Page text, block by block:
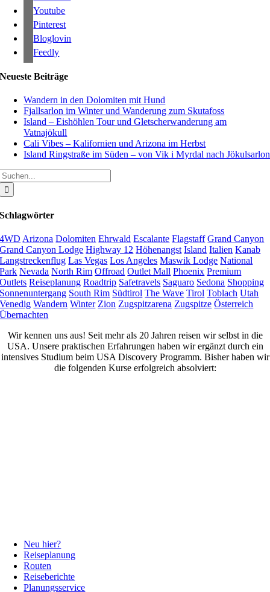
Youtube
Pinterest
Bloglovin
Feedly
Neueste Beiträge
Wandern in den Dolomiten mit Hund
Fjallsarlon im Winter und Wanderung zum Skutafoss
Island – Eishöhlen Tour und Gletscherwanderung am
Vatnajökull
Cali Vibes – Kalifornien und Arizona im Herbst
Island Ringstraße im Süden – von Vik i Myrdal nach Jökulsarlon
Schlagwörter
4WD Arizona Dolomiten Ehrwald Escalante Flagstaff Grand Canyon
Grand Canyon Lodge Highway 12 Höhenangst Island Italien Kanab
Langstreckenflug Las Vegas Los Angeles Maswik Lodge National
Park Nevada North Rim Offroad Outlet Mall Phoenix Premium
Outlets Reiseplanung Roadtrip Safetravels Saguaro Sedona Shopping
Sonnenuntergang South Rim Südtirol The Wave Tirol Toblach Utah
Venedig Wandern Winter Zion Zugspitzarena Zugspitze Österreich
Übernachten
Wir kennen uns aus! Seit mehr als 20 Jahren reisen wir selbst in die
USA. Unsere praktischen Erfahrungen haben wir ergänzt durch ein
intensives Studium beim USA Discovery Programm. Bisher haben wir
die folgenden Kurse erfolgreich absolviert:
Neu hier?
Reiseplanung
Routen
Reiseberichte
Planungsservice